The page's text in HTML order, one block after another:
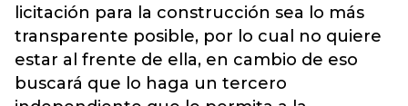
licitación para la construcción sea lo más
transparente posible, por lo cual no quiere
estar al frente de ella, en cambio de eso
buscará que lo haga un tercero